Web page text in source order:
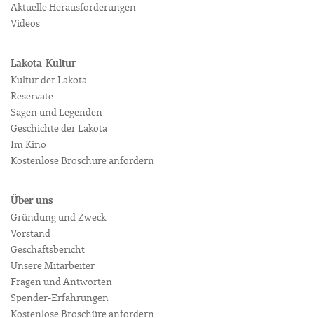
Aktuelle Herausforderungen
Videos
Lakota-Kultur
Kultur der Lakota
Reservate
Sagen und Legenden
Geschichte der Lakota
Im Kino
Kostenlose Broschüre anfordern
Über uns
Gründung und Zweck
Vorstand
Geschäftsbericht
Unsere Mitarbeiter
Fragen und Antworten
Spender-Erfahrungen
Kostenlose Broschüre anfordern